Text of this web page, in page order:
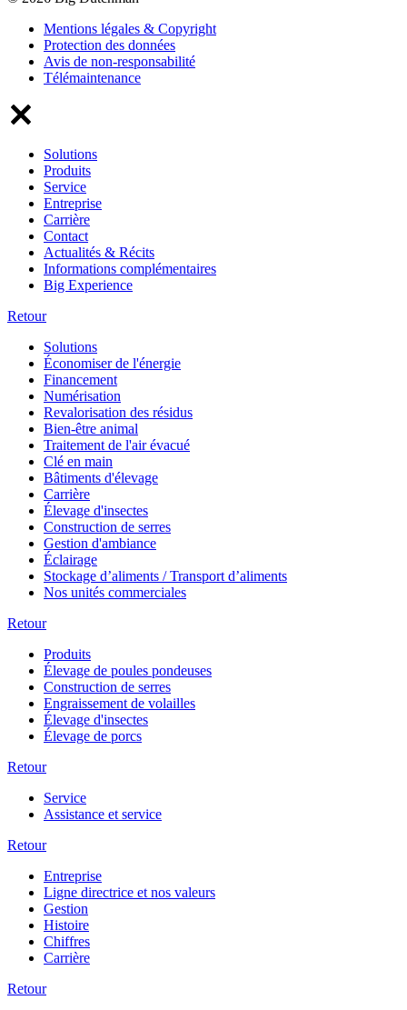
Mentions légales & Copyright
Protection des données
Avis de non-responsabilité
Télémaintenance
Solutions
Produits
Service
Entreprise
Carrière
Contact
Actualités & Récits
Informations complémentaires
Big Experience
Retour
Solutions
Économiser de l'énergie
Financement
Numérisation
Revalorisation des résidus
Bien-être animal
Traitement de l'air évacué
Clé en main
Bâtiments d'élevage
Carrière
Élevage d'insectes
Construction de serres
Gestion d'ambiance
Éclairage
Stockage d’aliments / Transport d’aliments
Nos unités commerciales
Retour
Produits
Élevage de poules pondeuses
Construction de serres
Engraissement de volailles
Élevage d'insectes
Élevage de porcs
Retour
Service
Assistance et service
Retour
Entreprise
Ligne directrice et nos valeurs
Gestion
Histoire
Chiffres
Carrière
Retour